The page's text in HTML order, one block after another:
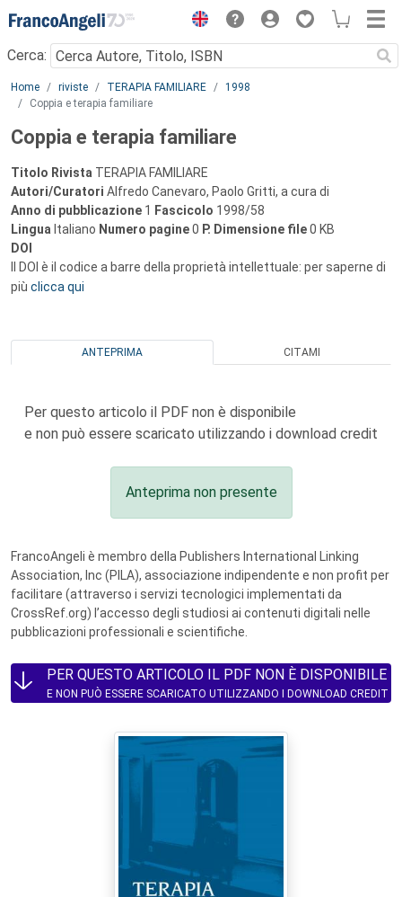
Menu
Cerca:
Main content
Home riviste TERAPIA FAMILIARE
1998
Coppia e terapia familiare
Coppia e terapia familiare
Titolo Rivista TERAPIA FAMILIARE
Autori/Curatori Alfredo Canevaro, Paolo Gritti, a cura di
Anno di pubblicazione 1 Fascicolo 1998/58
Lingua Italiano Numero pagine0 P. Dimensione file0 KB
DOI
Il DOI è il codice a barre della proprietà intellettuale: per saperne di
più clicca qui
ANTEPRIMA CITAMI
Per questo articolo il PDF non è disponibile
e non può essere scaricato utilizzando i download credit
Anteprima non presente
FrancoAngeli è membro della Publishers International Linking
Association, Inc (PILA), associazione indipendente e non profit per
facilitare (attraverso i servizi tecnologici implementati da
CrossRef.org) l’accesso degli studiosi ai contenuti digitali nelle
pubblicazioni professionali e scientifiche.
PER QUESTO ARTICOLO IL PDF NON È DISPONIBILE
E NON PUÒ ESSERE SCARICATO UTILIZZANDO I DOWNLOAD CREDIT